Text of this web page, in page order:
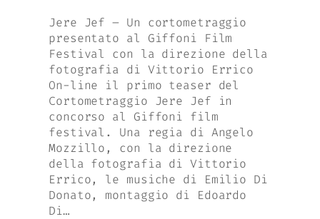
Jere Jef – Un cortometraggio
presentato al Giffoni Film
Festival con la direzione della
fotografia di Vittorio Errico
On-line il primo teaser del
Cortometraggio Jere Jef in
concorso al Giffoni film
festival. Una regia di Angelo
Mozzillo, con la direzione
della fotografia di Vittorio
Errico, le musiche di Emilio Di
Donato, montaggio di Edoardo
Di…